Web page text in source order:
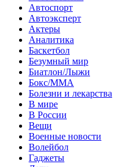
Автоспорт
Автоэксперт
Актеры
Аналитика
Баскетбол
Безумный мир
Биатлон/Лыжи
Бокс/MMA
Болезни и лекарства
В мире
В России
Вещи
Военные новости
Волейбол
Гаджеты